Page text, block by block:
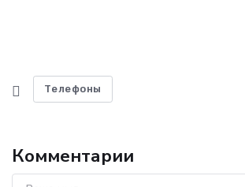
Телефоны
Комментарии